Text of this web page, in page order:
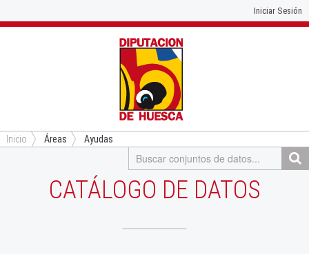
Inicio Áreas Ayudas
Iniciar Sesión
CATÁLOGO DE DATOS